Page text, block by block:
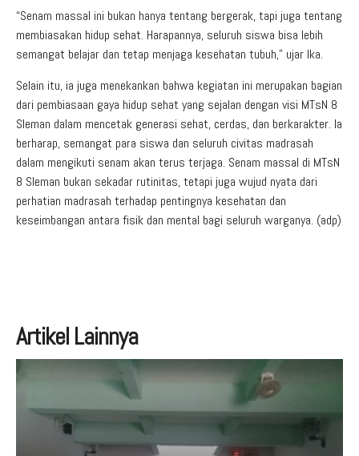
“Senam massal ini bukan hanya tentang bergerak, tapi juga tentang
membiasakan hidup sehat. Harapannya, seluruh siswa bisa lebih
semangat belajar dan tetap menjaga kesehatan tubuh,” ujar Ika.
Selain itu, ia juga menekankan bahwa kegiatan ini merupakan bagian
dari pembiasaan gaya hidup sehat yang sejalan dengan visi MTsN 8
Sleman dalam mencetak generasi sehat, cerdas, dan berkarakter. Ia
berharap, semangat para siswa dan seluruh civitas madrasah
dalam mengikuti senam akan terus terjaga. Senam massal di MTsN
8 Sleman bukan sekadar rutinitas, tetapi juga wujud nyata dari
perhatian madrasah terhadap pentingnya kesehatan dan
keseimbangan antara fisik dan mental bagi seluruh warganya. (adp)
Artikel Lainnya